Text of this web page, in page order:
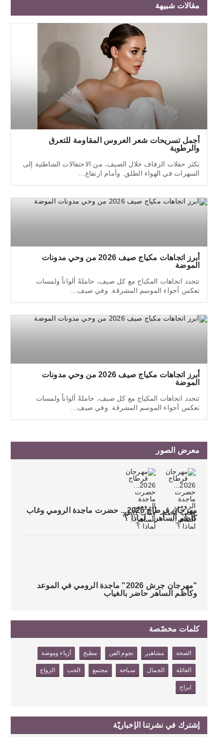
مقالات شبيهة
أجمل تسريحات شعر العروس المقاومة للتعرق
والرطوبة
تكثر حفلات الزفاف خلال الصيف، من الاحتفالات الشاطئية إلى
السهرات في الهواء الطلق. وأمام ارتفاع…
أبرز اتجاهات مكياج صيف 2026 من وحي مدونات
الموضة
تتجدد اتجاهات المكياج مع كل صيف، حاملةً ألواناً ولمسات
تعكس أجواء الموسم المشرقة. وفي صيف…
أبرز اتجاهات مكياج صيف 2026 من وحي مدونات
الموضة
تتجدد اتجاهات المكياج مع كل صيف، حاملةً ألواناً ولمسات
تعكس أجواء الموسم المشرقة. وفي صيف…
معرض الصور
مهرجان قرطاج 2026... حضرت ماجدة الرومي وغاب
كاظم الساهر... لماذا ؟
"مهرجان جرش 2026" ماجدة الرومي في الموعد
وكاظم الساهر حاضر بالغياب
كلمات مخصّصة
الصحة مشاهير نجوم الفن مطبخ أزياء وموضة
العائلة الجمال سياحة مجتمع الحب الزواج
ابراج
إشترك في نشرتنا الإخباريّة